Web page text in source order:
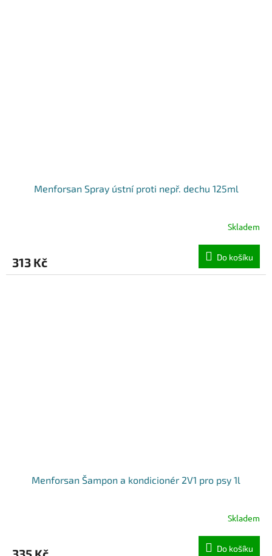
Menforsan Spray ústní proti nepř. dechu 125ml
Skladem
313 Kč Do košíku
Menforsan Šampon a kondicionér 2V1 pro psy 1l
Skladem
Do košíku